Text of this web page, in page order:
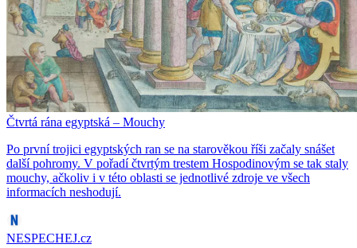
Čtvrtá rána egyptská – Mouchy
Po první trojici egyptských ran se na starověkou říši začaly snášet
další pohromy. V pořadí čtvrtým trestem Hospodinovým se tak staly
mouchy, ačkoliv i v této oblasti se jednotlivé zdroje ve všech
informacích neshodují.
NESPECHEJ.cz